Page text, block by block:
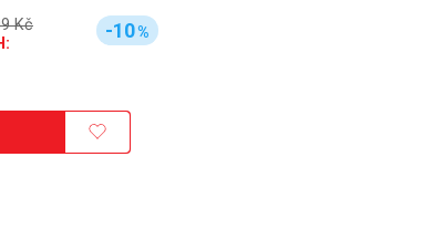
Kč
-10%